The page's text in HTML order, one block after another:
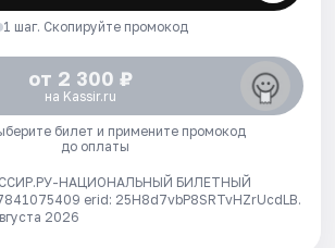
1 шаг. Скопируйте промокод
от 2 300 ₽
на Kassir.ru
билет и примените промокод
до оплаты
НАЦИОНАЛЬНЫЙ БИЛЕТНЫЙ
erid: 25H8d7vbP8SRTvHZrUcdLB.
2026